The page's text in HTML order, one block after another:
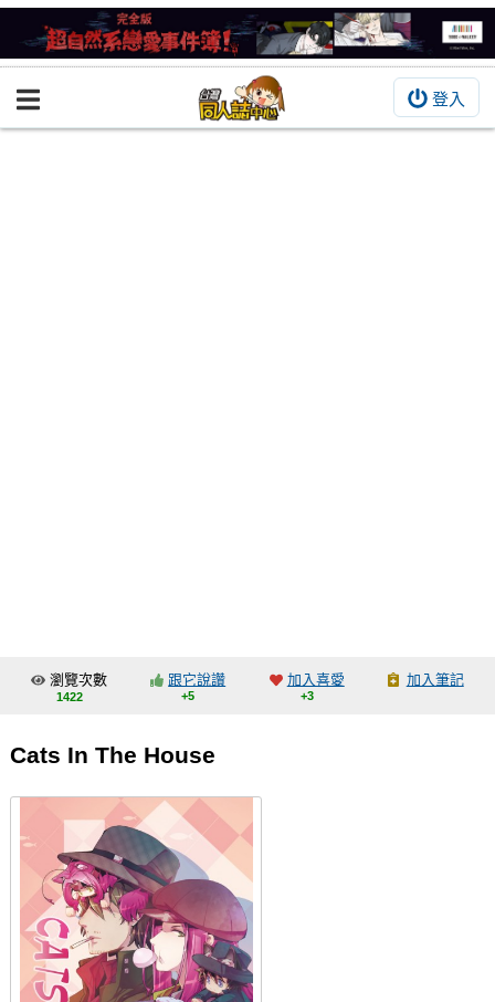
登入
BOOKY書集倉庫
交流中心
會員中心
註冊會員
登入
瀏覽次數
1422
跟它說讚
+5
加入喜愛
+3
加入筆記
Cats In The House